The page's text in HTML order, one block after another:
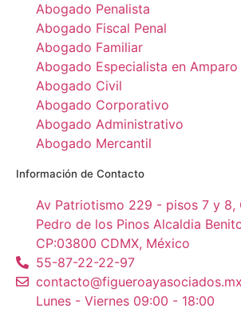
Abogado Penalista
Abogado Fiscal Penal
Abogado Familiar
Abogado Especialista en Amparo
Abogado Civil
Abogado Corporativo
Abogado Administrativo
Abogado Mercantil
Información de Contacto
Av Patriotismo 229 - pisos 7 y 8,
Pedro de los Pinos Alcaldia
CP:03800 CDMX, México
55-87-22-22-97
contacto@figueroayasociados.mx
Lunes - Viernes 09:00 - 18:00